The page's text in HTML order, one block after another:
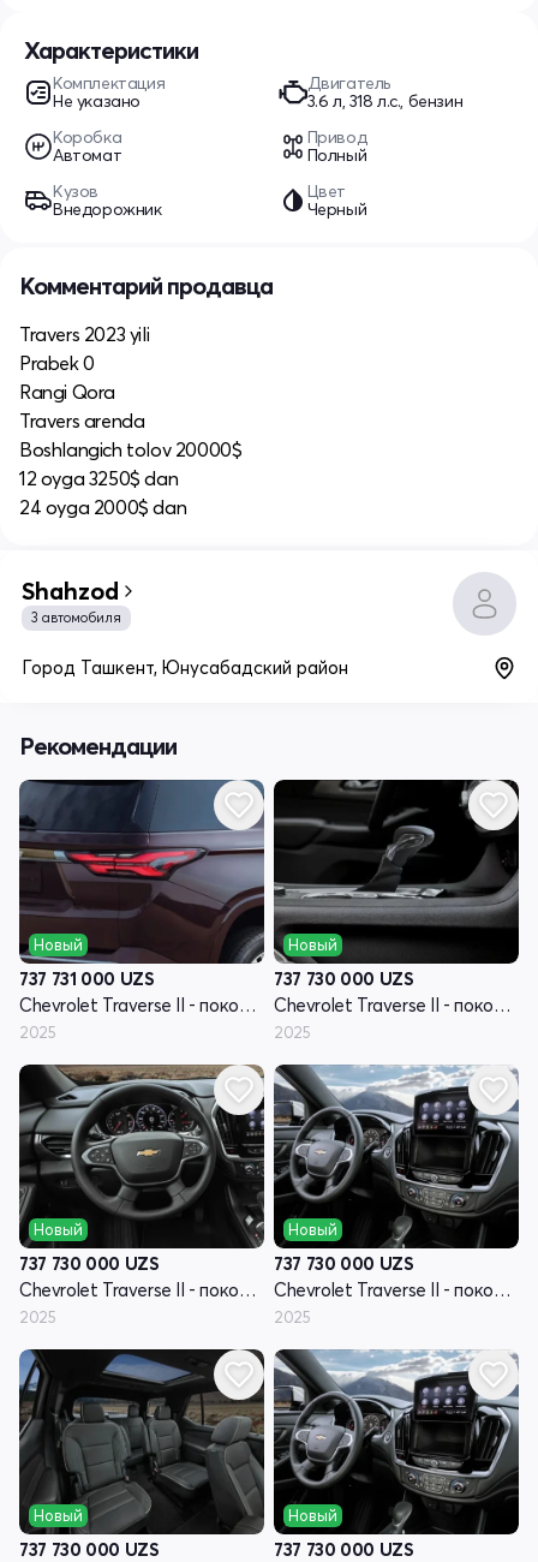
Характеристики
Комплектация
Не указано
Двигатель
3.6 л, 318 л.с., бензин
Коробка
Автомат
Привод
Полный
Кузов
Внедорожник
Цвет
Черный
Комментарий продавца
Travers 2023 yili
Prabek 0
Rangi Qora
Travers arenda
Boshlangich tolov 20000$
12 oyga 3250$ dan
24 oyga 2000$ dan
Shahzod
3 автомобиля
Город Ташкент, Юнусабадский район
Рекомендации
Новый
737 731 000 UZS
Chevrolet Traverse II - поколение рестайлинг
2025
Новый
737 730 000 UZS
Chevrolet Traverse II - поколение рестайлинг
2025
Новый
737 730 000 UZS
Chevrolet Traverse II - поколение рестайлинг
2025
Новый
737 730 000 UZS
Chevrolet Traverse II - поколение рестайлинг
2025
Новый
737 730 000 UZS
Новый
737 730 000 UZS